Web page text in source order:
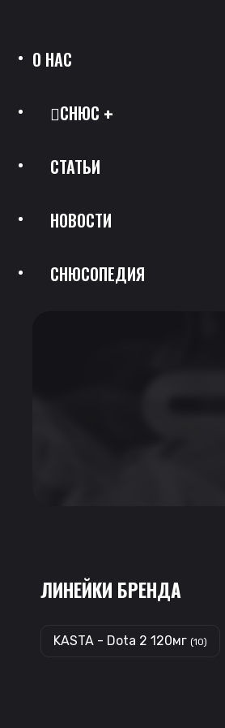
О НАС
СНЮС
СТАТЬИ
НОВОСТИ
СНЮСОПЕДИЯ
ЛИНЕЙКИ БРЕНДА
KASTA - Dota 2 120мг (10)